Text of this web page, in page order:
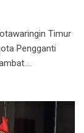
Timur
Pengganti